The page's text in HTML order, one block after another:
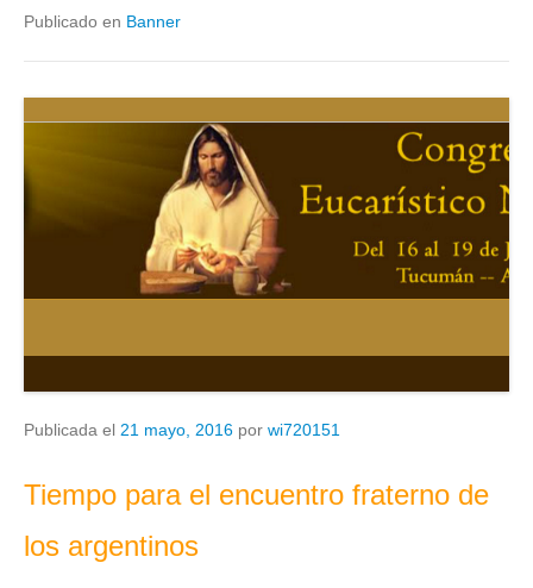
Publicado en Banner
Publicada el 21 mayo, 2016 por wi720151
Tiempo para el encuentro fraterno de
los argentinos